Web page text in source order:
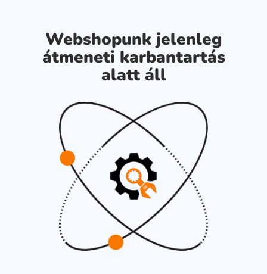
Webshopunk jelenleg
átmeneti karbantartás
alatt áll